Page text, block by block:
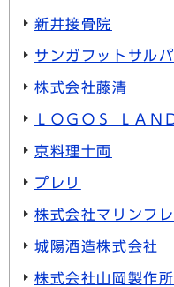
新井接骨院
サンガフットサル
株式会社藤清
ＬＯＧＯＳ ＬＡＮ
京料理十両
プレリ
株式会社マリンフ
城陽酒造株式会社
株式会社山岡製作所